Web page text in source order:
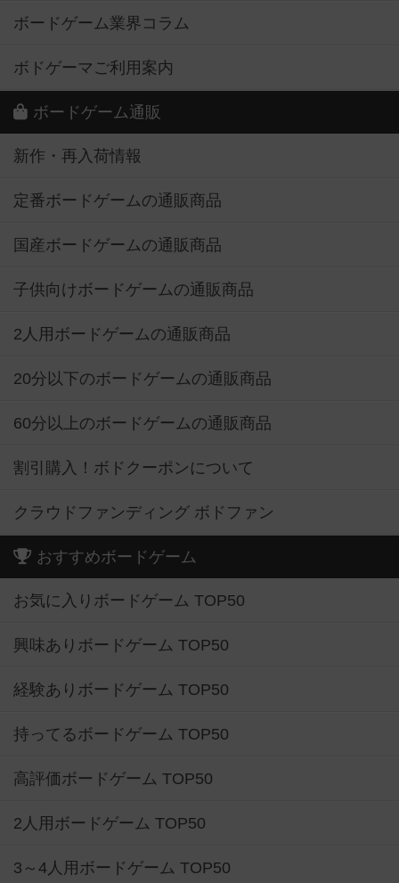
ボードゲーム業界コラム
ボドゲーマご利用案内
ボードゲーム通販
新作・再入荷情報
定番ボードゲームの通販商品
国産ボードゲームの通販商品
子供向けボードゲームの通販商品
2人用ボードゲームの通販商品
20分以下のボードゲームの通販商品
60分以上のボードゲームの通販商品
割引購入！ボドクーポンについて
クラウドファンディング ボドファン
おすすめボードゲーム
お気に入りボードゲーム TOP50
興味ありボードゲーム TOP50
経験ありボードゲーム TOP50
持ってるボードゲーム TOP50
高評価ボードゲーム TOP50
2人用ボードゲーム TOP50
3～4人用ボードゲーム TOP50